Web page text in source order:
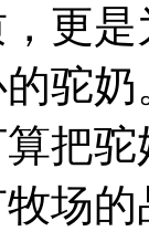
更
驼奶
把
场